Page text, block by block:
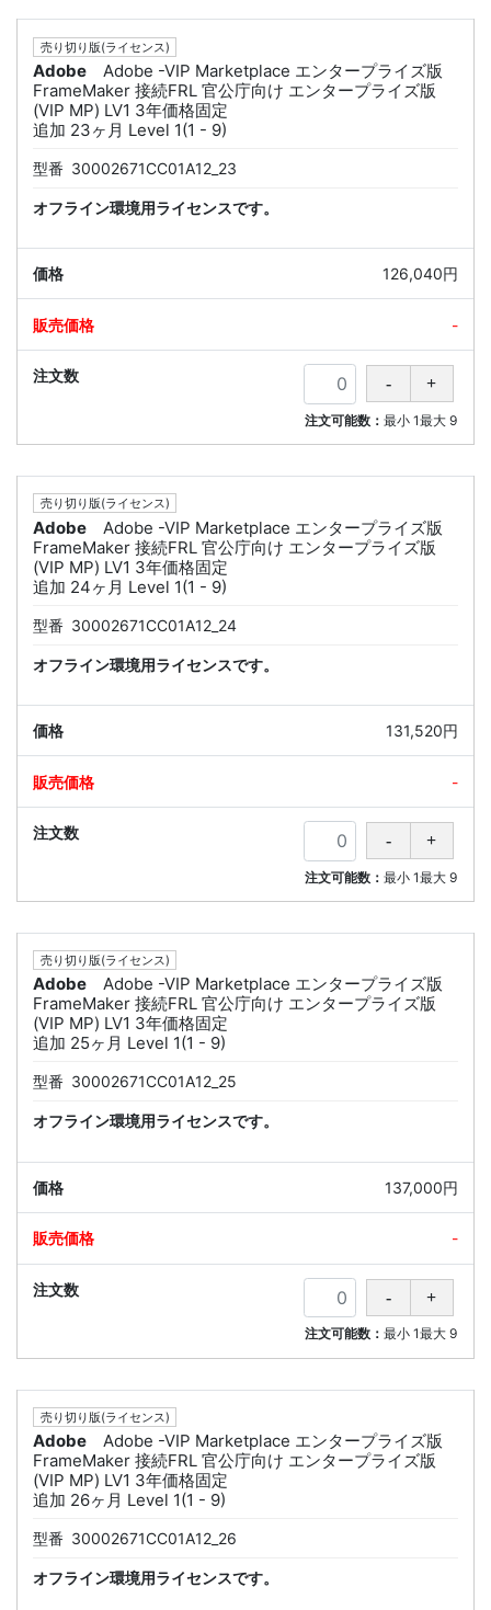
売り切り版(ライセンス)
Adobe
Adobe -VIP Marketplace エンタープライズ版
FrameMaker 接続FRL 官公庁向け エンタープライズ版
(VIP MP) LV1 3年価格固定
追加 23ヶ月 Level 1(1 - 9)
型番 30002671CC01A12_23
オフライン環境用ライセンスです。
126,040円
-
注文可能数：最小 1最大 9
売り切り版(ライセンス)
Adobe
Adobe -VIP Marketplace エンタープライズ版
FrameMaker 接続FRL 官公庁向け エンタープライズ版
(VIP MP) LV1 3年価格固定
追加 24ヶ月 Level 1(1 - 9)
型番 30002671CC01A12_24
オフライン環境用ライセンスです。
131,520円
-
注文可能数：最小 1最大 9
売り切り版(ライセンス)
Adobe
Adobe -VIP Marketplace エンタープライズ版
FrameMaker 接続FRL 官公庁向け エンタープライズ版
(VIP MP) LV1 3年価格固定
追加 25ヶ月 Level 1(1 - 9)
型番 30002671CC01A12_25
オフライン環境用ライセンスです。
137,000円
-
注文可能数：最小 1最大 9
売り切り版(ライセンス)
Adobe
Adobe -VIP Marketplace エンタープライズ版
FrameMaker 接続FRL 官公庁向け エンタープライズ版
(VIP MP) LV1 3年価格固定
追加 26ヶ月 Level 1(1 - 9)
型番 30002671CC01A12_26
オフライン環境用ライセンスです。